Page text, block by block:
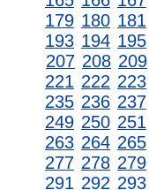
179 180 181
193 194 195
207 208 209
221 222 223
235 236 237
249 250 251
263 264 265
277 278 279
291 292 293